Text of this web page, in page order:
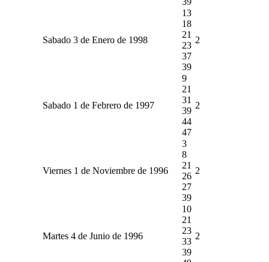
Sabado 3 de Enero de 1998
13
18
21
23
37
39
2
Sabado 1 de Febrero de 1997
9
21
31
39
44
47
2
Viernes 1 de Noviembre de 1996
3
8
21
26
27
39
2
Martes 4 de Junio de 1996
10
21
23
33
39
2